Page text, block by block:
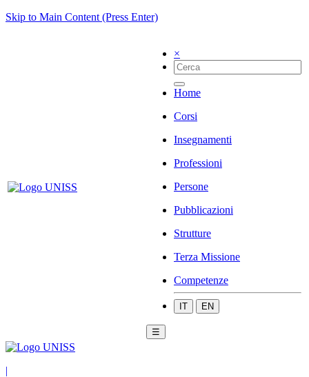
Skip to Main Content (Press Enter)
×
Home
Corsi
Insegnamenti
Professioni
Persone
Pubblicazioni
Strutture
Terza Missione
Competenze
IT EN
☰
|